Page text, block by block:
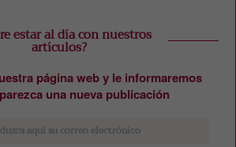
estar al día con nuestros
artículos?
página web y le informaremos
una nueva publicación